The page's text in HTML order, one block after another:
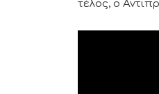
τέλος, ο